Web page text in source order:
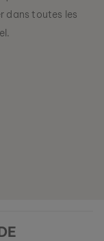
dans toutes les